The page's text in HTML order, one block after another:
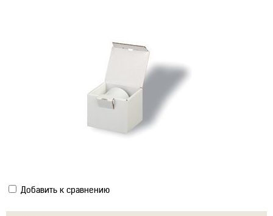
Добавить к сравнению